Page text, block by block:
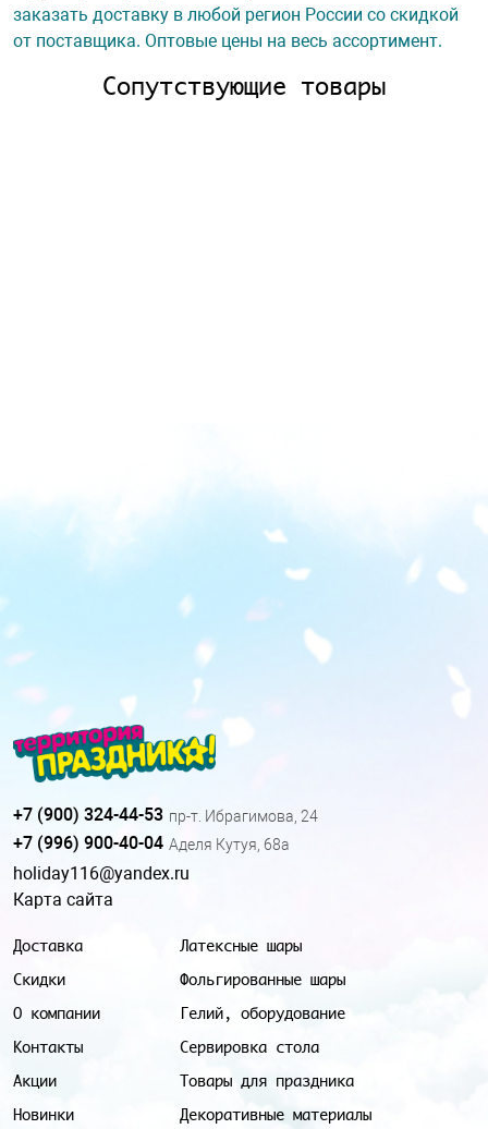
заказать доставку в любой регион России со скидкой
от поставщика. Оптовые цены на весь ассортимент.
Сопутствующие товары
Доставка
Скидки
О компании
Контакты
Акции
Новинки
Латексные шары
Фольгированные шары
Гелий, оборудование
Сервировка стола
Товары для праздника
Декоративные материалы
+7 (900) 324-44-53 пр-т. Ибрагимова, 24
+7 (996) 900-40-04 Аделя Кутуя, 68а
holiday116@yandex.ru
Карта сайта